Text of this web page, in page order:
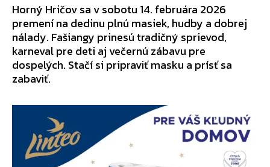
Horný Hričov sa v sobotu 14. februára 2026
premení na dedinu plnú masiek, hudby a dobrej
nálady. Fašiangy prinesú tradičný sprievod,
karneval pre deti aj večernú zábavu pre
dospelých. Stačí si pripraviť masku a prísť sa
zabaviť.